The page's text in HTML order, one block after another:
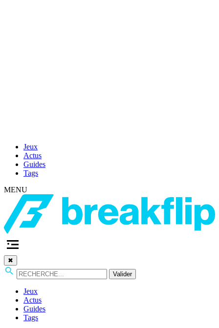
Jeux
Actus
Guides
Tags
MENU
✖
Valider
Jeux
Actus
Guides
Tags